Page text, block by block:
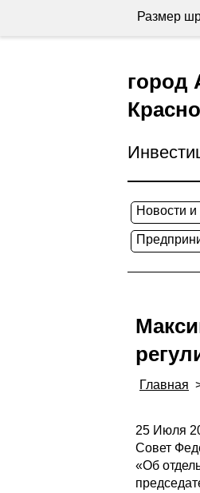
Размер
город
Новости
Главная
25 Июля
Совет
«Об